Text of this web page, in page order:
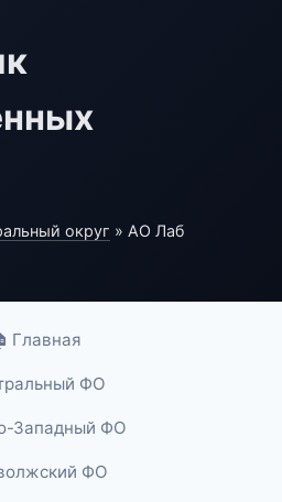
округ » АО Лаб
Главная
ФО
Западный ФО
ФО